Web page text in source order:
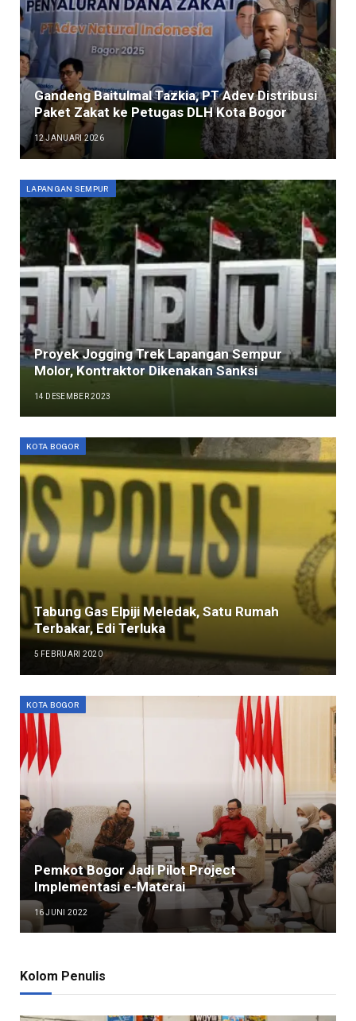
Gandeng Baitulmal Tazkia, PT Adev Distribusi
Paket Zakat ke Petugas DLH Kota Bogor
12 JANUARI 2026
LAPANGAN SEMPUR
Proyek Jogging Trek Lapangan Sempur
Molor, Kontraktor Dikenakan Sanksi
14 DESEMBER 2023
KOTA BOGOR
Tabung Gas Elpiji Meledak, Satu Rumah
Terbakar, Edi Terluka
5 FEBRUARI 2020
KOTA BOGOR
Pemkot Bogor Jadi Pilot Project
Implementasi e-Materai
16 JUNI 2022
Kolom Penulis